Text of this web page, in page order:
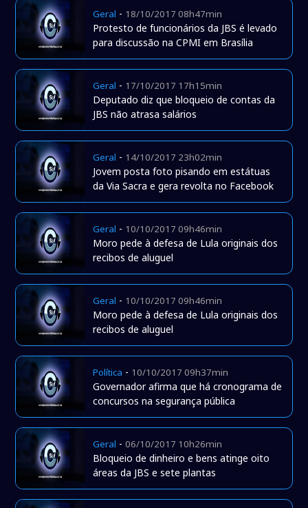
Geral - 18/10/2017 08h47min
Protesto de funcionários da JBS é levado
para discussão na CPMI em Brasília
Geral - 17/10/2017 17h15min
Deputado diz que bloqueio de contas da
JBS não atrasa salários
Geral - 14/10/2017 23h02min
Jovem posta foto pisando em estátuas
da Via Sacra e gera revolta no Facebook
Geral - 10/10/2017 09h46min
Moro pede à defesa de Lula originais dos
recibos de aluguel
Geral - 10/10/2017 09h46min
Moro pede à defesa de Lula originais dos
recibos de aluguel
Política - 10/10/2017 09h37min
Governador afirma que há cronograma de
concursos na segurança pública
Geral -06/10/2017 10h26min
Bloqueio de dinheiro e bens atinge oito
áreas da JBS e sete plantas